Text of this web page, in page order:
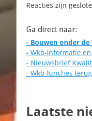
Reacties zijn
Ga direct naar:
- Bouwen onder
- Wkb-informatie
- Nieuwsbrief
- Wkb-lunches
Laatste